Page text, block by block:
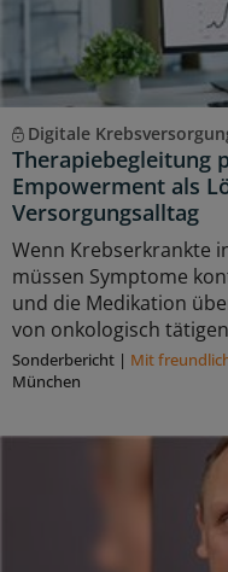
Digitale
Therapiebegleitung
Empowerment als
Versorgungsalltag
Wenn Krebserkrankte
müssen Symptome
und die Medikation
von onkologisch
Sonderbericht | Mit
München